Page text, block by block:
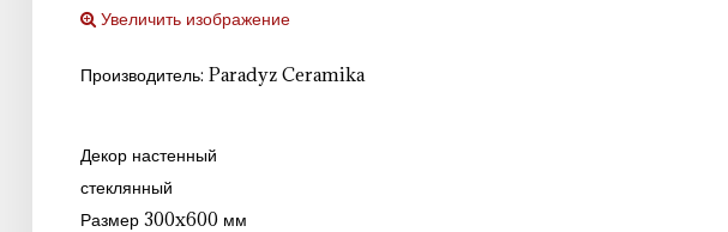
Увеличить изображение
Производитель: Paradyz Ceramika
Декор настенный
стеклянный
Размер 300x600 мм